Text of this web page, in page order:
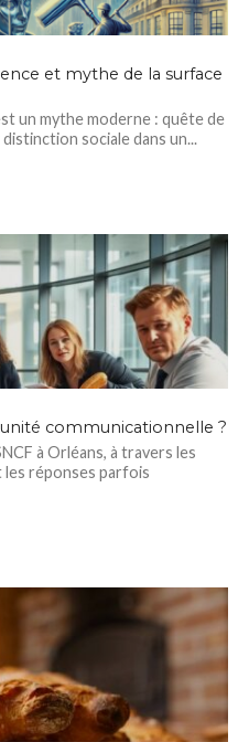
et mythe de la surface
un mythe moderne : quête de
sociale dans un...
communicationnelle ?
à Orléans, à travers les
les réponses parfois